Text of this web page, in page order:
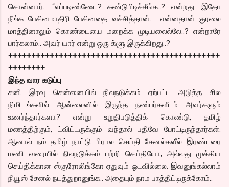
சொன்னார்.. “எப்படிண்ணே..? கண்டுபிடிச்சீங்க..? என்றது. இதோ
நீங்க பேசினமாதிரி பேசினதை வச்சித்தான். என்னதான் குரலை
மாத்தினாலும் கொண்டையை மறைக்க முடியலைல்லே..? என்றாரே
பார்கலாம்.. அவர் யார் என்று ஒரு க்ளூ இருக்கிறது..?
++++++++++++++++++++++++++++++++++++++++++++++
++++++++
இந்த வார கடுப்பு
சனி இரவு சென்னையில் நிலநடுக்கம் ஏற்பட்ட அடுத்த சில
நிமிடங்களில் ஆன்லைனில் இருந்த நண்பர்களீடம் அவர்களும்
உணர்ந்தார்களா? என்று உறுதிபடுத்திக் கொண்டு, தமிழ்
மணத்திற்கும், ட்விட்டருக்கும் வந்தால் பதிவே போட்டிருந்தார்கள்.
ஆனால் நம் தமிழ் நாட்டு பிரபல செய்தி சேனல்களீல் இரண்டரை
மணி வரையில் நிலநடுக்கம் பற்றி செய்தியோ, அல்லது முக்கிய
செய்திக்கான ஸ்குரோலிங்கோ ஏதுவும் ஓடவில்லை. இவனுங்கல்லாம்
நியூஸ் சேனல் நடத்துறானுங்க.. அதையும் நாம பாத்திட்டிருக்கோம்..